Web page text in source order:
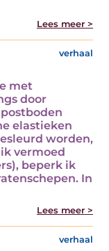
Lees meer >
verhaal
met
door
elastieken
worden,
vermoed
beperk ik
In
Lees meer >
verhaal